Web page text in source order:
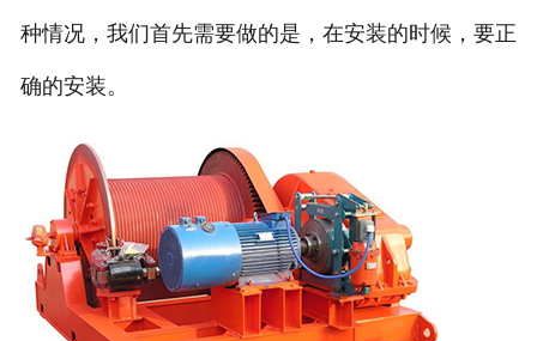
资质荣誉
种情况，我们首先需要做的是，在安装的时候，要正
确的安装。